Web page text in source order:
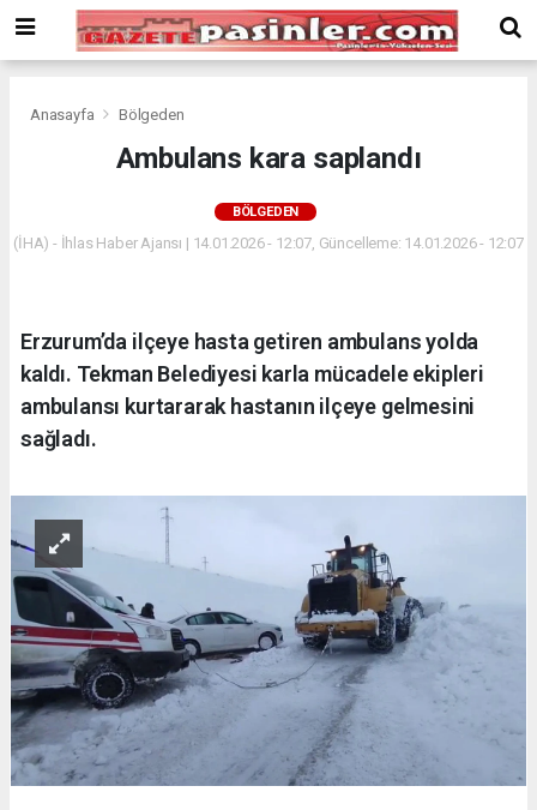
Bonusu
Veren
deneme
bonus
Bonus
Veren
Anasayfa Bölgeden
Ambulans kara saplandı
BÖLGEDEN
(İHA) - İhlas Haber Ajansı | 14.01.2026 - 12:07, Güncelleme: 14.01.2026 - 12:07
Erzurum’da ilçeye hasta getiren ambulans yolda
kaldı. Tekman Belediyesi karla mücadele ekipleri
ambulansı kurtararak hastanın ilçeye gelmesini
sağladı.